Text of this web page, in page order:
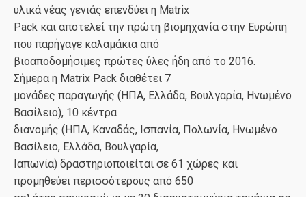
υλικά νέας γενιάς επενδύει η Matrix
Pack και αποτελεί την πρώτη βιομηχανία στην Ευρώπη
που παρήγαγε καλαμάκια από
βιοαποδομήσιμες πρώτες ύλες ήδη από το 2016.
Σήμερα η Matrix Pack διαθέτει 7
μονάδες παραγωγής (ΗΠΑ, Ελλάδα, Βουλγαρία, Ηνωμένο
Βασίλειο), 10 κέντρα
διανομής (ΗΠΑ, Καναδάς, Ισπανία, Πολωνία, Ηνωμένο
Βασίλειο, Ελλάδα, Βουλγαρία,
Ιαπωνία) δραστηριοποιείται σε 61 χώρες και
προμηθεύει περισσότερους από 650